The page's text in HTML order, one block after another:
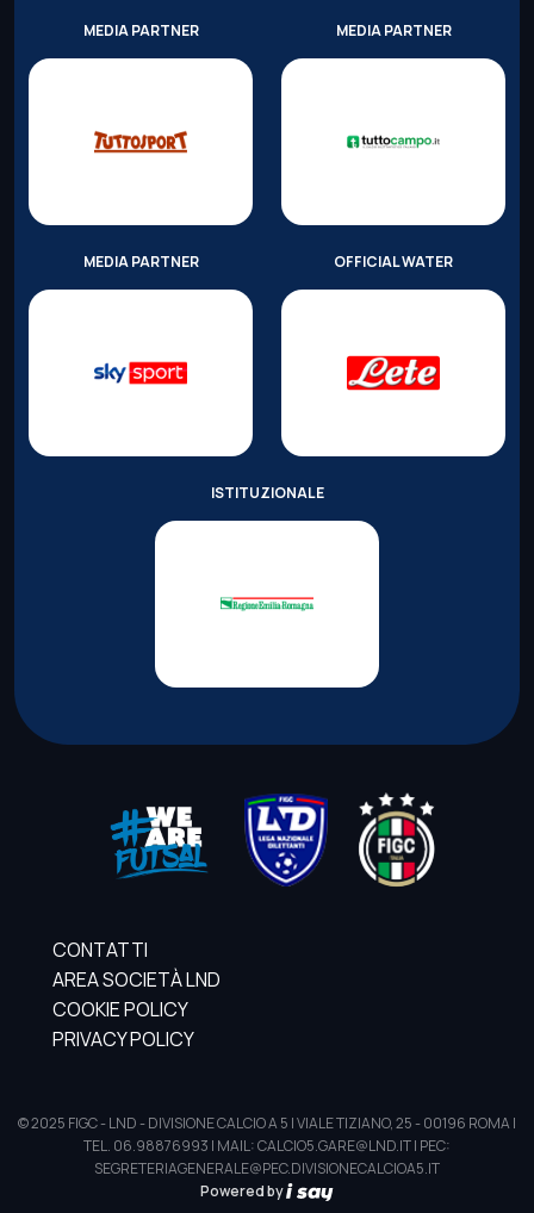
MEDIA PARTNER MEDIA PARTNER
MEDIA PARTNER OFFICIAL WATER
ISTITUZIONALE
CONTATTI
AREA SOCIETÀ LND
COOKIE POLICY
PRIVACY POLICY
© 2025 FIGC - LND - DIVISIONE CALCIO A 5 | VIALE TIZIANO, 25 - 00196 ROMA |
TEL. 06.98876993 | MAIL: CALCIO5.GARE@LND.IT | PEC:
SEGRETERIAGENERALE@PEC.DIVISIONECALCIOA5.IT
Powered by